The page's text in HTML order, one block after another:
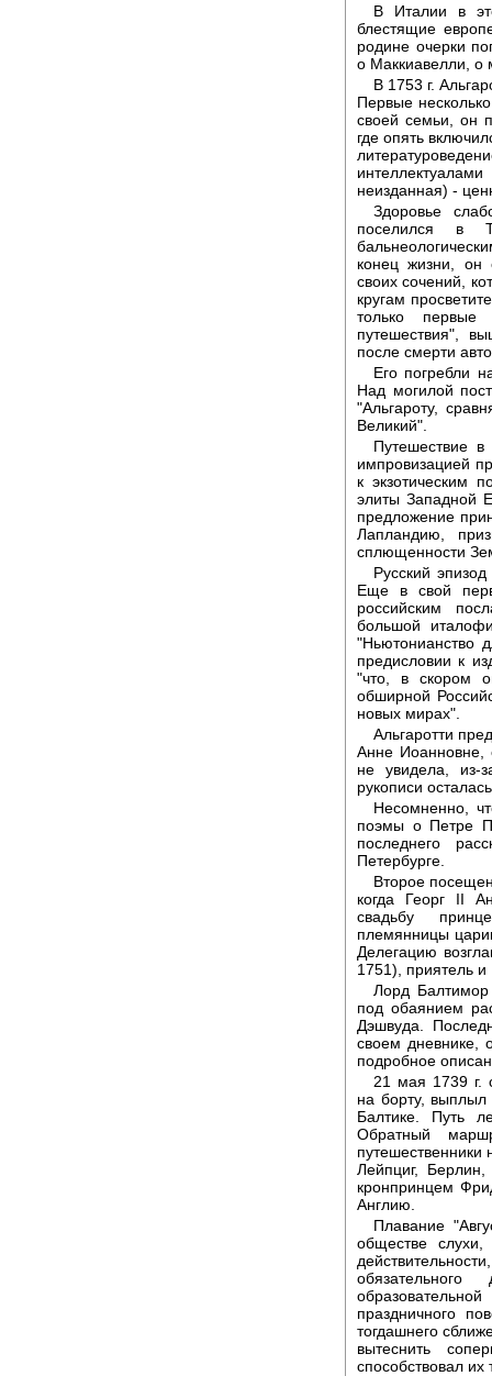
В Италии в
блестящие
родине очерки
о Маккиавелли, о
В 1753 г.
Первые
своей семьи, он
где опять
неизданная) -
Здоровье
поселился в
конец жизни, он
своих сочений,
кругам
только
путешествия",
после смерти
Его погребли
Над могилой
"Альгароту,
Великий".
Путешествие
импровизацией
к экзотическим
элиты Западной
предложение
Лапландию,
сплющенности
Русский
Еще в свой
российским
большой
"Ньютонианство
предисловии к
"что, в скором
обширной
новых мирах".
Альгаротти
Анне Иоанновне,
не увидела, из-
рукописи
Несомненно,
поэмы о Петре
последнего
Петербурге.
Второе
когда Георг II
свадьбу
племянницы
Делегацию
1751), приятель и
Лорд Балтимор
под обаянием
Дэшвуда.
своем дневнике,
подробное
21 мая 1739 г.
на борту, выплыл
Балтике. Путь
Обратный
путешественники
Лейпциг,
кронпринцем
Англию.
Плавание
обществе
праздничного
тогдашнего
вытеснить
способствовал их